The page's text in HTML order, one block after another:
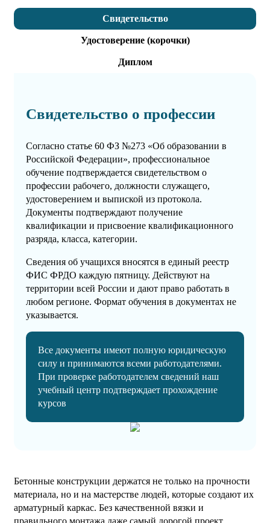
Свидетельство
Удостоверение (корочки)
Диплом
Свидетельство о профессии
Согласно статье 60 ФЗ №273 «Об образовании в
Российской Федерации», профессиональное
обучение подтверждается свидетельством о
профессии рабочего, должности служащего,
удостоверением и выпиской из протокола.
Документы подтверждают получение
квалификации и присвоение квалификационного
разряда, класса, категории.
Сведения об учащихся вносятся в единый реестр
ФИС ФРДО каждую пятницу. Действуют на
территории всей России и дают право работать в
любом регионе. Формат обучения в документах не
указывается.
Все документы имеют полную юридическую
силу и принимаются всеми работодателями.
При проверке работодателем сведений наш
учебный центр подтверждает прохождение
курсов
Бетонные конструкции держатся не только на прочности
материала, но и на мастерстве людей, которые создают их
арматурный каркас. Без качественной вязки и
правильного монтажа даже самый дорогой проект